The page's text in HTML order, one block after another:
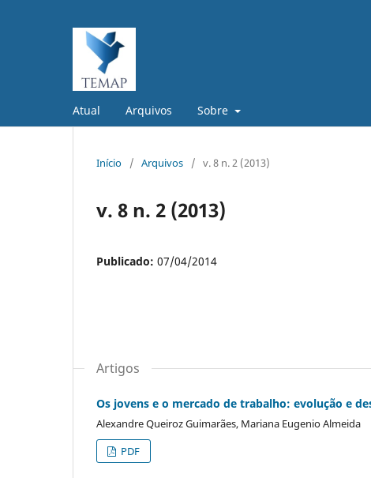
Atual Arquivos Sobre
Início / Arquivos / v. 8 n. 2 (2013)
v. 8 n. 2 (2013)
Publicado: 07/04/2014
Artigos
Os jovens e o mercado de trabalho: evolução e
Alexandre Queiroz Guimarães, Mariana Eugenio Almeida
PDF